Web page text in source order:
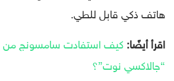
هاتف ذكي قابل للطي.
اقرأ أيضًا:كيف استفادت سامسونج من
“جالاكسي نوت”؟